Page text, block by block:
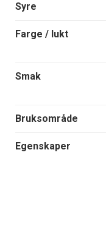
Syre
Farge / lukt
Smak
Bruksområde
Egenskaper